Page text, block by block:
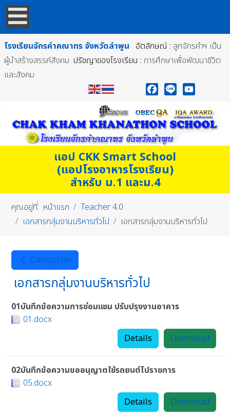
โรงเรียนจักรคำคณาทร จังหวัดลำพูน อัตลักษณ์ : ลูกจักรคำฯ เป็น
ผู้นำสร้างสรรค์สังคม ปรัชญาของโรงเรียน : การศึกษาเพื่อพัฒนาชีวิต
และสังคม
แอป CKK Smart School
(แอปโรงอาหารโรงเรียน)
สำหรับ ม.1 และม.4
คุณอยู่ที่: หน้าแรก
Teacher 4.0
เอกสารกลุ่มงานบริหารทั่วไป
เอกสารกลุ่มงานบริหารทั่วไป
Categories
เอกสารกลุ่มงานบริหารทั่วไป
01บันทึกข้อความการซ่อมแซม ปรับปรุงงานอาคาร
01.docx
Download
Details
02บันทึกข้อความขออนุญาตใช้รถยนต์ไปราชการ
05.docx
Download
Details